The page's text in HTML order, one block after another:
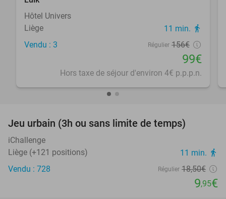
Hôtel Univers
Liège
11 min. directions_walk
Vendu : 3 Régulier 156€
99€
Hors taxe de séjour d'environ 4€ p.p.p.n.
Jeu urbain (3h ou sans limite de temps)
iChallenge
Liège (+121 positions)
11 min. directions_walk
Vendu : 728 Régulier 18,50€
9,95€